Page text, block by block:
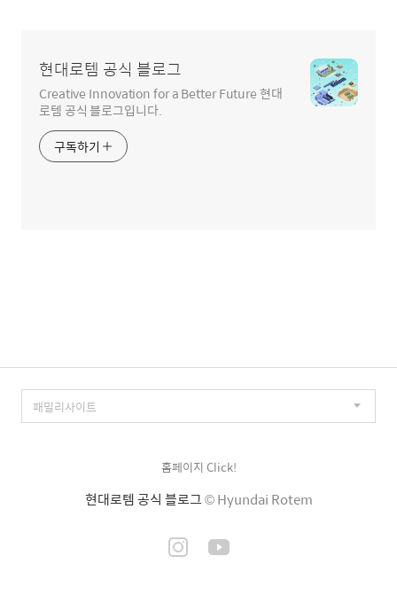
현대로템 공식 블로그
Creative Innovation for a Better Future 현대
로템 공식 블로그입니다.
구독하기
홈페이지 Click!
현대로템 공식 블로그© Hyundai Rotem